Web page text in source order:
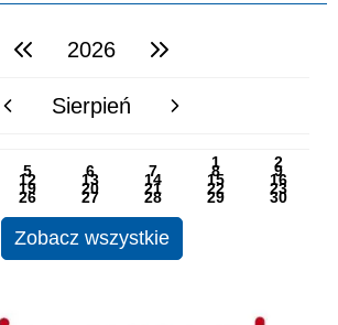
poprzedni rok2026 następny rok
poprzedni miesiącSierpień następny miesiąc
1 2
5 6 7 8 9
12 13 14 15 16
19 20 21 22 23
26 27 28 29 30
Zobacz wszystkie